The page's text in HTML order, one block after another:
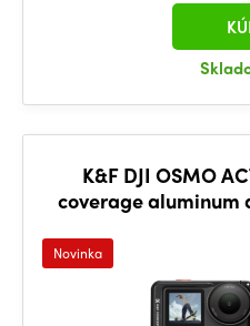
K&F DJI OSMO
coverage aluminum
dual-
Novinka